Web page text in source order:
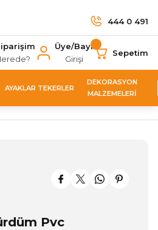
444 0 491
Üye/Bayi
Girişi
Sepetim
AYAKLAR TEKERLER
DEKORASYON
MALZEMELERİ
Pvc